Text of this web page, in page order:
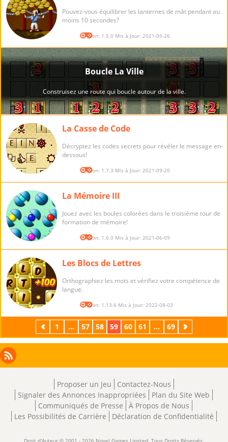
Pouvez-vous équilibrer les lanternes de mât pendant au
moins 10 secondes?
Version: 1.5.0 Mis à Jour: 2021-05-26
La Casse de Code
Décryptez les codes secrets pour révéler le message en-
dessous!
Version: 1.7.3 Mis à Jour: 2021-09-20
La Mémoire III
Jouez avec les boules colorées dans le troisième tour de
formation de mémoire!
Version: 1.6.0 Mis à Jour: 2021-06-09
Les Blocs de Lettres
Orthographiez les mots et vérifiez votre compétence de
langue.
Version: 1.13.6 Mis à Jour: 2022-08-03
Précédent
1 ... 57 58 59 60 61 ... 69 Suivant
Facebook
Instagram
X
LinkedIn
RSS
Proposer un Jeu
Contactez-Nous
Signaler des Annonces Inappropriées
Plan du Site Web
Communiqués de Presse
À Propos de Nous
Les Possibilités de Carrière
Déclaration de Confidentialité
Droit d'Auteur © 2001 - 2026 Novel Games Limited. Tous Droits Réservés.